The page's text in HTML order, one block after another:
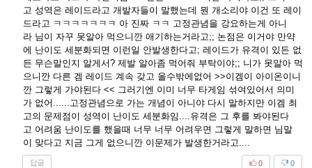
고 성역은 레이드라고 개발자들이 말했는데 뭔 개소리야 이건 또 레이
드라고 ㅋㅋㅋㅋㅋㅋㅋ 아 진짜 ㅋㅋ 고정관념을 강요하는게 아니
라 님이 자꾸 못알아 먹으니깐 애기하는거라고;; 논점은 이거야 만약
에 난이도 세분화되면 이런일 안발생한다고; 레이드가 유격이 있든 없
든 무슨말인지 알게서? 제발 알아좀 먹어줘 부탁이야;; 니가 못알아 먹
으니깐 다른 겜 레이드 계속 갖고 올수밖에없어 >>이겜이 아이온이니
깐 그렇게 가야된다 << 그러기엔 이미 너무 타게임 섞여있어서 의미
가 없어......고정관념으로 가는 개념이 아니야 다시 말하지만 이겜 최
고의 문제점이 성역이 난이도 세분화임....유격은 그 후를 봐야된다
고 어려움 난이도를 했을때 너무 너무 어려우면 그렇게 말하면 님말
이 맞다고 지금 그게 없으니깐 이문제가 발생한거라고....
답글 0
0